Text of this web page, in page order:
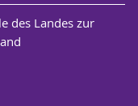
des Landes zur